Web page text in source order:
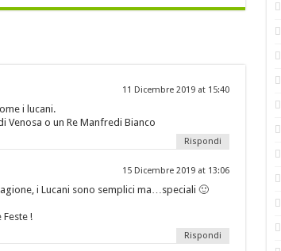
11 Dicembre 2019 at 15:40
i lucani.
Venosa o un Re Manfredi Bianco
Rispondi
15 Dicembre 2019 at 13:06
i Lucani sono semplici ma…speciali 🙂
!
Rispondi